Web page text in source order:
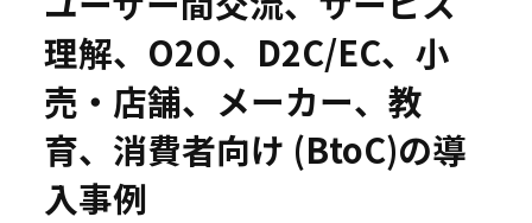
セミナー
お役立ち情報
理解、O2O、D2C/EC、小
売・店舗、メーカー、教
育、消費者向け (BtoC)の導
入事例